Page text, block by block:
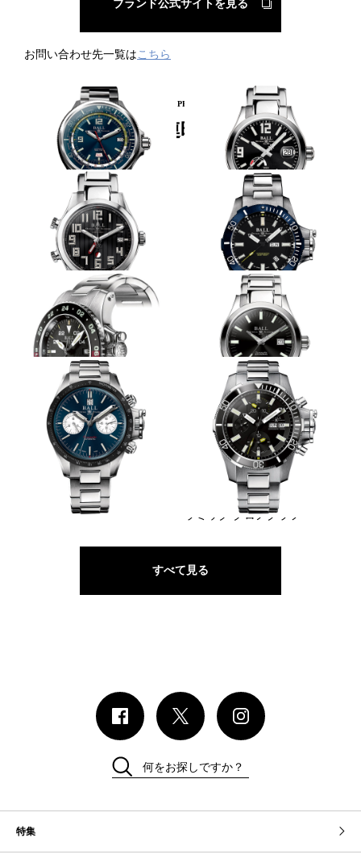
ブランド公式サイトを見る
お問い合わせ先一覧はこちら
PICKUP PRODUCT
関連時計
24都市の時間を操る
BALL WATCH
エンジニア マスターII ダイバー
ワールドタイム
９０４L＋ミューメタル
BALL WATCH
パイオニア パワーリザーブ
タフに世界を旅する
BALL WATCH
エンジニアIII デュアルタイム
強力な磁気に耐え、高い水圧にも抗
BALL WATCH
エンジニア ハイドロカーボン
サブマリン ウォーフェア
タフに海外を渡り歩くGMT
BALL WATCH
エンジニア ハイドロカーボン
アエロ GMT Ⅱ
シンプルなタフを表現
BALL WATCH
エンジニア M マーベライト
レースをタフにサポート
BALL WATCH
エンジニア ハイドロカーボン
レーサー クロノグラフ
屈強な造りで深海へと挑む
BALL WATCH
エンジニア ハイドロカーボン
サブマリン ウォーフェアー セ
ラミック クロノグラフ
すべて見る
特集
何をお探しですか？